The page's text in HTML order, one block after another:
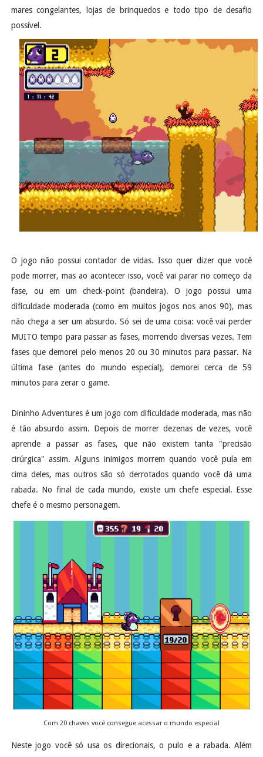
mares congelantes, lojas de brinquedos e todo tipo de desafio
possível.
O jogo não possui contador de vidas. Isso quer dizer que você
pode morrer, mas ao acontecer isso, você vai parar no começo da
fase, ou em um check-point (bandeira). O jogo possui uma
dificuldade moderada (como em muitos jogos nos anos 90), mas
não chega a ser um absurdo. Só sei de uma coisa: você vai perder
MUITO tempo para passar as fases, morrendo diversas vezes. Tem
fases que demorei pelo menos 20 ou 30 minutos para passar. Na
última fase (antes do mundo especial), demorei cerca de 59
minutos para zerar o game.
Dininho Adventures é um jogo com dificuldade moderada, mas não
é tão absurdo assim. Depois de morrer dezenas de vezes, você
aprende a passar as fases, que não existem tanta "precisão
cirúrgica" assim. Alguns inimigos morrem quando você pula em
cima deles, mas outros são só derrotados quando você dá uma
rabada. No final de cada mundo, existe um chefe especial. Esse
chefe é o mesmo personagem.
Com 20 chaves você consegue acessar o mundo especial
Neste jogo você só usa os direcionais, o pulo e a rabada. Além